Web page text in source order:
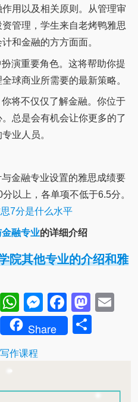
用以及相关原则。从管理审
管理，学生来自老烤鸭雅思
和金融的方方面面。
演重要角色。这将帮助你提
球商业所需要的最新策略。
将不仅仅了解金融。你位于
总是会有机会让你更多的了
业人员。
金融专业设置的雅思成绩要
以上，各单项不低于6.5分。
7分是什么水平
融专业的详细介绍
院其他专业的介绍和雅
QzoneWhatsApp
Messenger
CopyShare